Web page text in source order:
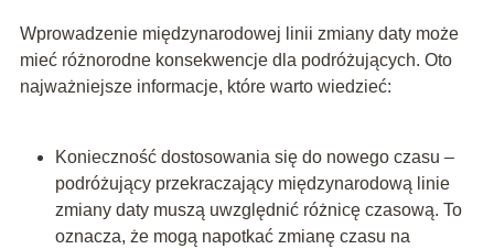
Wprowadzenie międzynarodowej linii zmiany daty może
mieć różnorodne konsekwencje dla podróżujących. Oto
najważniejsze informacje, które warto wiedzieć:
Konieczność dostosowania się do nowego czasu –
podróżujący przekraczający międzynarodową linie
zmiany daty muszą uwzględnić różnicę czasową. To
oznacza, że mogą napotkać zmianę czasu na